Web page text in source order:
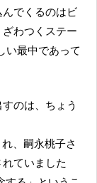
でくるのはビ
わつくステー
い最中であって
、嗣永桃子さ
ていました